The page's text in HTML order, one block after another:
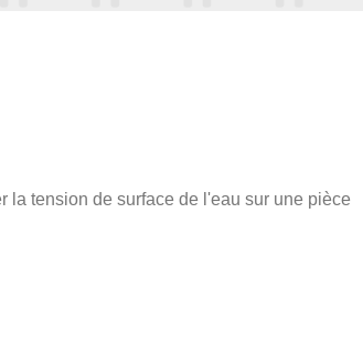
la tension de surface de l'eau sur une pièce